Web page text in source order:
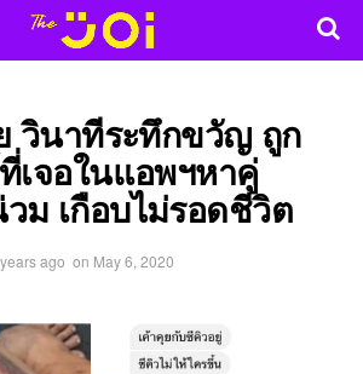
วินาทีระทึกขวัญ ถูก
เจอในแอพฯหาคู่
ม เกือบไม่รอดชีวิต
ago on May 6, 2020